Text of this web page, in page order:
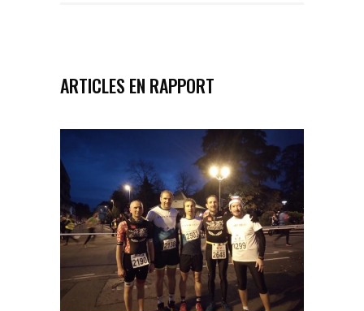
ARTICLES EN RAPPORT